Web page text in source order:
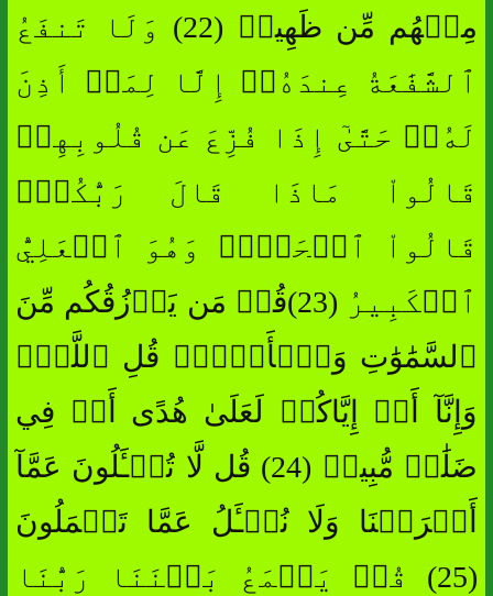
مِنۡهُم مِّن ظَهِيرٖ (22) وَلَا تَنفَعُ
ٱلشَّفَٰعَةُ عِندَهُۥٓ إِلَّا لِمَنۡ أَذِنَ
لَهُۥۚ حَتَّىٰٓ إِذَا فُزِّعَ عَن قُلُوبِهِمۡ
قَالُواْ مَاذَا قَالَ رَبُّكُمۡۖ
قَالُواْ ٱلۡحَقَّۖ وَهُوَ ٱلۡعَلِيُّ
ٱلۡكَبِيرُ (23)قُلۡ مَن يَرۡزُقُكُم مِّنَ
ٱلسَّمَٰوَٰتِ وَٱلۡأَرۡضِۖ قُلِ ٱللَّهُۖ
وَإِنَّآ أَوۡ إِيَّاكُمۡ لَعَلَىٰ هُدًى أَوۡ فِي
ضَلَٰلٖ مُّبِينٖ (24) قُل لَّا تُسۡـَٔلُونَ عَمَّآ
أَجۡرَمۡنَا وَلَا نُسۡـَٔلُ عَمَّا تَعۡمَلُونَ
(25) قُلۡ يَجۡمَعُ بَيۡنَنَا رَبُّنَا